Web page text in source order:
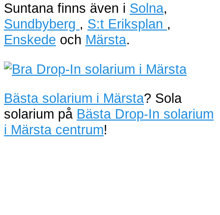
Suntana finns även i Solna,
Sundbyberg , S:t Eriksplan ,
Enskede och Märsta.
Bästa solarium i Märsta? Sola
solarium på Bästa Drop-In solarium
i Märsta centrum!